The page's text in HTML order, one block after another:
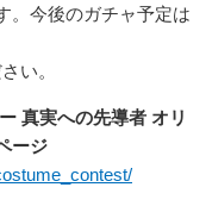
。今後のガチャ予定は
い。
真実への先導者 オリ
ージ